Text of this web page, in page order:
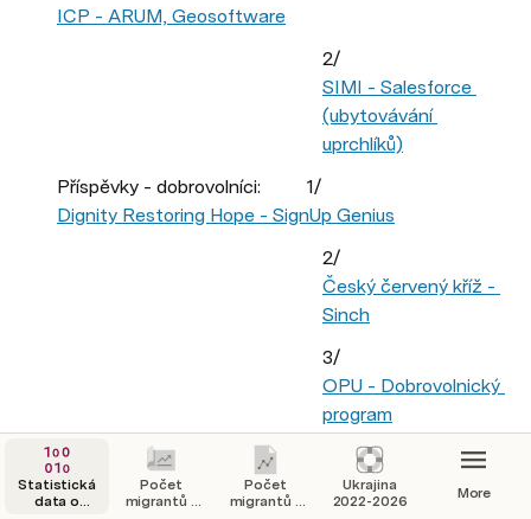
ICP - ARUM, Geosoftware
2/
SIMI - Salesforce
(ubytovávání
uprchlíků)
Příspěvky - dobrovolníci:          1/
Dignity Restoring Hope - SignUp Genius
2/
Český červený kříž -
Sinch
3/
OPU - Dobrovolnický
program
Statistická
data o
Počet
migrantů v
Počet
migrantů v
Ukrajina
2022-2026
More